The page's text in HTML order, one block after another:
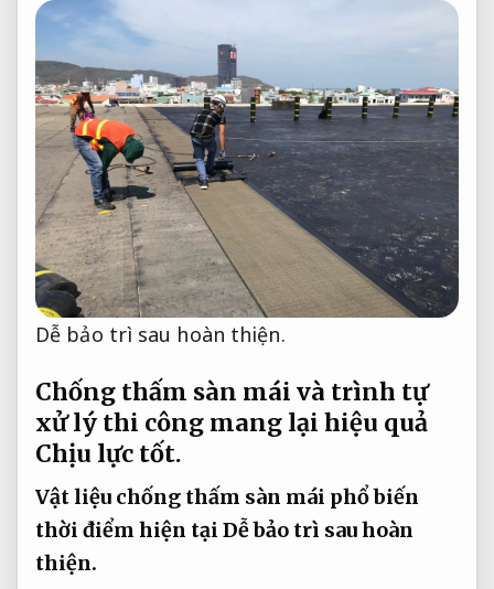
Dễ bảo trì sau hoàn thiện.
Chống thấm sàn mái và trình tự
xử lý thi công mang lại hiệu quả
Chịu lực tốt.
Vật liệu chống thấm sàn mái phổ biến
thời điểm hiện tại Dễ bảo trì sau hoàn
thiện.